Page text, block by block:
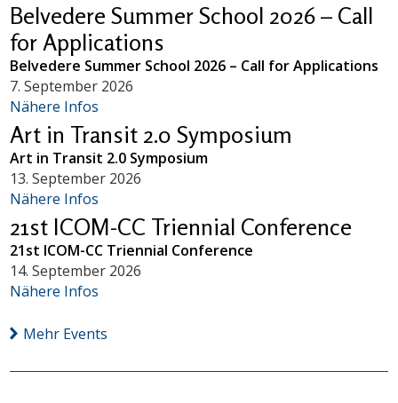
Belvedere Summer School 2026 – Call
for Applications
Belvedere Summer School 2026 – Call for Applications
7. September 2026
Nähere Infos
Art in Transit 2.0 Symposium
Art in Transit 2.0 Symposium
13. September 2026
Nähere Infos
21st ICOM-CC Triennial Conference
21st ICOM-CC Triennial Conference
14. September 2026
Nähere Infos
Mehr Events